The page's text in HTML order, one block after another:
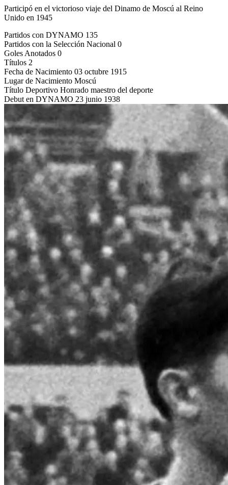
Participó en el victorioso viaje del Dinamo de Moscú al Reino
Unido en 1945
Partidos con DYNAMO 135
Partidos con la Selección Nacional 0
Goles Anotados 0
Títulos 2
Fecha de Nacimiento 03 octubre 1915
Lugar de Nacimiento Moscú
Título Deportivo Honrado maestro del deporte
Debut en DYNAMO 23 junio 1938